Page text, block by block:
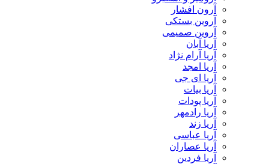
آرون افشار
آروین بستکی
آروین صمیمی
آریا آبان
آریا آرام نژاد
آریا امجد
آریا ای جی
آریا بیات
آریا پودات
آریا رادمهر
آریا زند
آریا عباسی
آریا عصاران
آریا فردین